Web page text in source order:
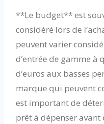
**Le budget** est
considéré lors de
peuvent varier
d’entrée de gamme à
d’euros aux basses
marque qui peuvent
est important de
prêt à dépenser avant